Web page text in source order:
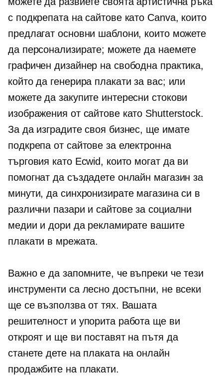
с подкрепата на сайтове като Canva, които
предлагат основни шаблони, които можете
да персонализирате; можете да наемете
графичен дизайнер на свободна практика,
който да генерира плакати за вас; или
можете да закупите интересни стокови
изображения от сайтове като Shutterstock.
За да изградите своя бизнес, ще имате
подкрепа от сайтове за електронна
търговия като Ecwid, които могат да ви
помогнат да създадете онлайн магазин за
минути, да синхронизирате магазина си в
различни пазари и сайтове за социални
медии и дори да рекламирате вашите
плакати в мрежата.
Важно е да запомните, че въпреки че тези
инструменти са лесно достъпни, не всеки
ще се възползва от тях. Вашата
решителност и упорита работа ще ви
откроят и ще ви поставят на пътя да
станете дете на плаката на онлайн
продажбите на плакати.